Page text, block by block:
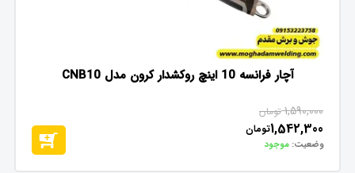
آچار فرانسه 10 اینچ روکشدار کرون مدل CNB10
1,590,000 تومان
1,542,300تومان
وضعیت: موجود